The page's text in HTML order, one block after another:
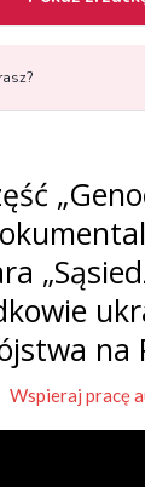
na
Wspieraj pracę